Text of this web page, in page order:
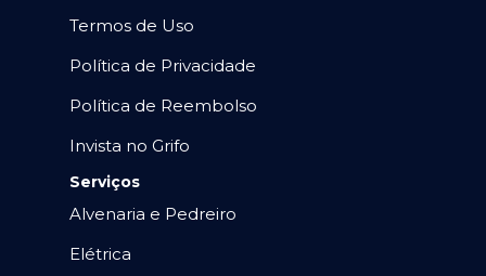
Termos de Uso
Política de Privacidade
Política de Reembolso
Invista no Grifo
Serviços
Alvenaria e Pedreiro
Elétrica